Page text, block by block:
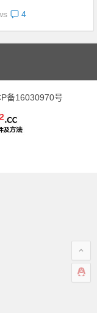
4
备16030970号